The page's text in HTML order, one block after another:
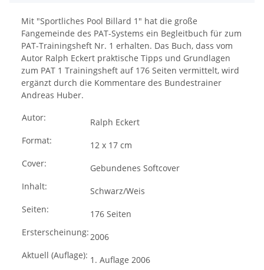
Mit "Sportliches Pool Billard 1" hat die große
Fangemeinde des PAT-Systems ein Begleitbuch für zum
PAT-Trainingsheft Nr. 1 erhalten. Das Buch, dass vom
Autor Ralph Eckert praktische Tipps und Grundlagen
zum PAT 1 Trainingsheft auf 176 Seiten vermittelt, wird
ergänzt durch die Kommentare des Bundestrainer
Andreas Huber.
Autor:
Ralph Eckert
Format:
12 x 17 cm
Cover:
Gebundenes Softcover
Inhalt:
Schwarz/Weis
Seiten:
176 Seiten
Ersterscheinung:2006
Aktuell (Auflage): 1. Auflage 2006